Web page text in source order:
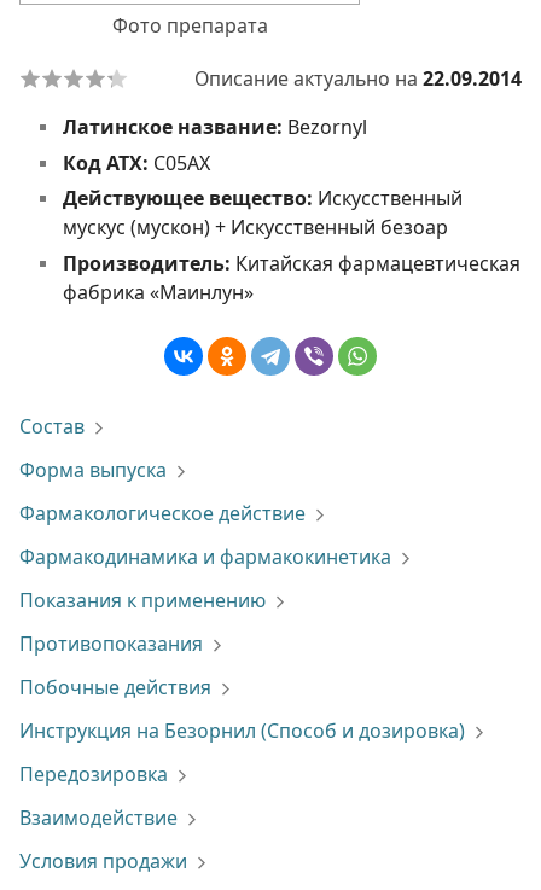
Фото препарата
Описание актуально на 22.09.2014
Латинское название: Bezornyl
Код АТХ: C05AX
Действующее вещество: Искусственный
мускус (мускон) + Искусственный безоар
Производитель: Китайская фармацевтическая
фабрика «Маинлун»
Состав
Форма выпуска
Фармакологическое действие
Фармакодинамика и фармакокинетика
Показания к применению
Противопоказания
Побочные действия
Инструкция на Безорнил (Способ и дозировка)
Передозировка
Взаимодействие
Условия продажи